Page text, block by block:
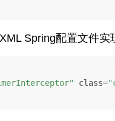
Spring配置文件实
class=